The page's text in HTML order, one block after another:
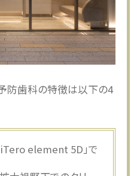
防歯科の特徴は以下の4
element 5D」で